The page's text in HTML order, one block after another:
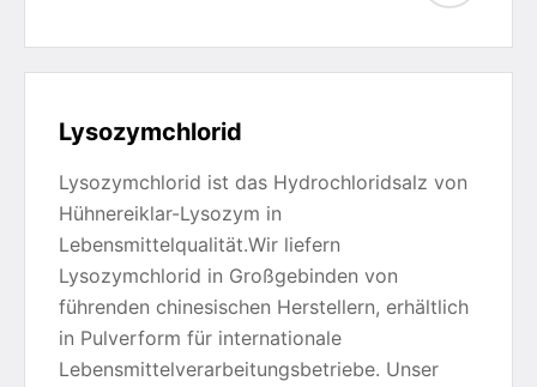
Lysozymchlorid
Lysozymchlorid ist das Hydrochloridsalz von
Hühnereiklar-Lysozym in
Lebensmittelqualität.Wir liefern
Lysozymchlorid in Großgebinden von
führenden chinesischen Herstellern, erhältlich
in Pulverform für internationale
Lebensmittelverarbeitungsbetriebe. Unser